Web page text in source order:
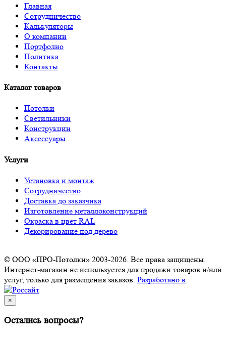
Главная
Сотрудничество
Калькуляторы
О компании
Портфолио
Политика
Контакты
Каталог товаров
Потолки
Светильники
Конструкции
Аксессуары
Услуги
Установка и монтаж
Сотрудничество
Доставка до заказчика
Изготовление металлоконструкций
Окраска в цвет RAL
Декорирование под дерево
© ООО «ПРО-Потолки» 2003-2026. Все права защищены.
Интернет-магазин не используется для продажи товаров и/или
услуг, только для размещения заказов. Разработано в
×
Остались вопросы?